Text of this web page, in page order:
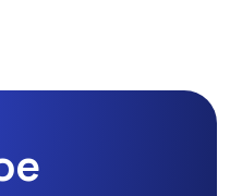
Детская обувь